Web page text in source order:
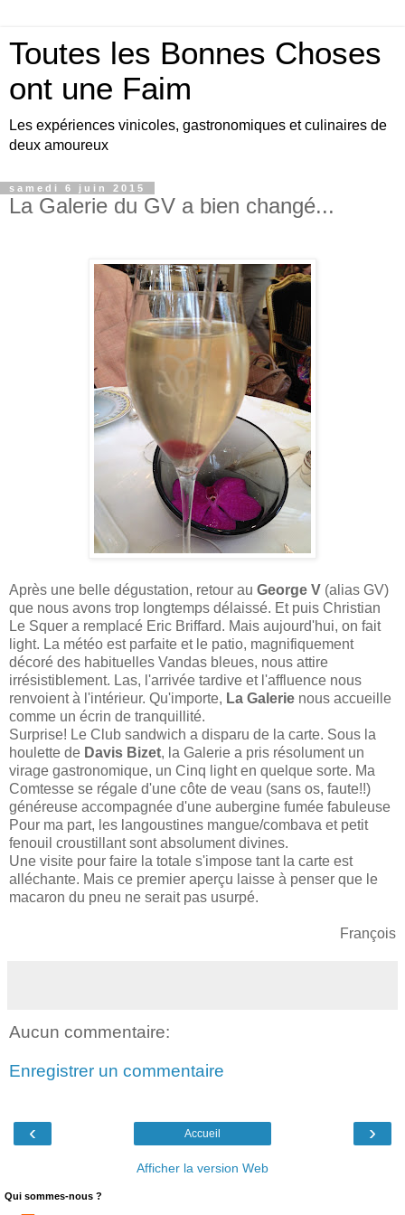
Toutes les Bonnes Choses
ont une Faim
Les expériences vinicoles, gastronomiques et culinaires de
deux amoureux
samedi 6 juin 2015
La Galerie du GV a bien changé...
Après une belle dégustation, retour au George V (alias GV)
que nous avons trop longtemps délaissé. Et puis Christian
Le Squer a remplacé Eric Briffard. Mais aujourd'hui, on fait
light. La météo est parfaite et le patio, magnifiquement
décoré des habituelles Vandas bleues, nous attire
irrésistiblement. Las, l'arrivée tardive et l'affluence nous
renvoient à l'intérieur. Qu'importe, La Galerie nous accueille
comme un écrin de tranquillité.
Surprise! Le Club sandwich a disparu de la carte. Sous la
houlette de Davis Bizet, la Galerie a pris résolument un
virage gastronomique, un Cinq light en quelque sorte. Ma
Comtesse se régale d'une côte de veau (sans os, faute!!)
généreuse accompagnée d'une aubergine fumée fabuleuse
Pour ma part, les langoustines mangue/combava et petit
fenouil croustillant sont absolument divines.
Une visite pour faire la totale s'impose tant la carte est
alléchante. Mais ce premier aperçu laisse à penser que le
macaron du pneu ne serait pas usurpé.
François
Aucun commentaire:
Enregistrer un commentaire
‹ ›
Accueil
Afficher la version Web
Qui sommes-nous ?